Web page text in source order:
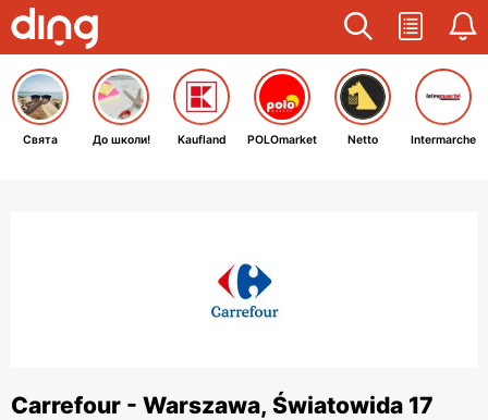
Свята До школи! Kaufland POLOmarket Netto Intermarche
Carrefour - Warszawa, Światowida 17